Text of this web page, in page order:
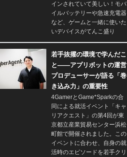
インされていて美しい！モバ
イルバッテリーや急速充電器
など、ゲームと一緒に使いた
いデバイスがてんこ盛り
若手抜擢の環境で学んだこ
と――アプリボットの運営
プロデューサーが語る「巻
き込み力」の重要性
4GamerとGame*Sparkの合
同による就活イベント「キャ
リアクエスト」の第4回が東
京都立産業貿易センター浜松
町館で開催されました。この
イベントに合わせ、自身の就
活時のエピソードを若手クリ